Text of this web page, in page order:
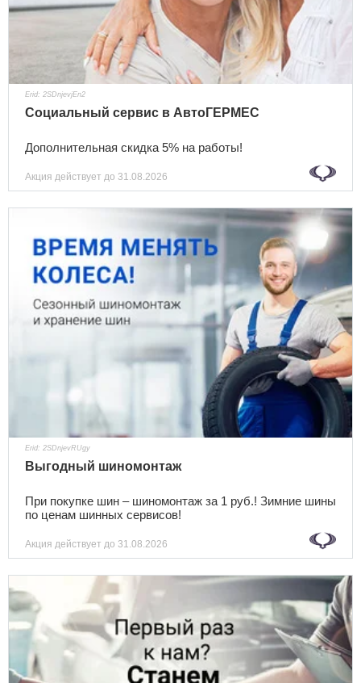
Erid: 2SDnjevjEn2
Социальный сервис в АвтоГЕРМЕС
Дополнительная скидка 5% на работы!
Акция действует до 31.08.2026
Erid: 2SDnjevRUgy
Выгодный шиномонтаж
При покупке шин – шиномонтаж за 1 руб.! Зимние шины
по ценам шинных сервисов!
Акция действует до 31.08.2026